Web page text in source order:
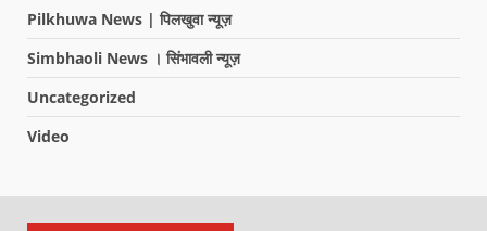
Pilkhuwa News | पिलखुवा न्यूज़
Simbhaoli News । सिंभावली न्यूज़
Uncategorized
Video